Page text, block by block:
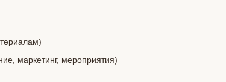
маркетинг, мероприятия)